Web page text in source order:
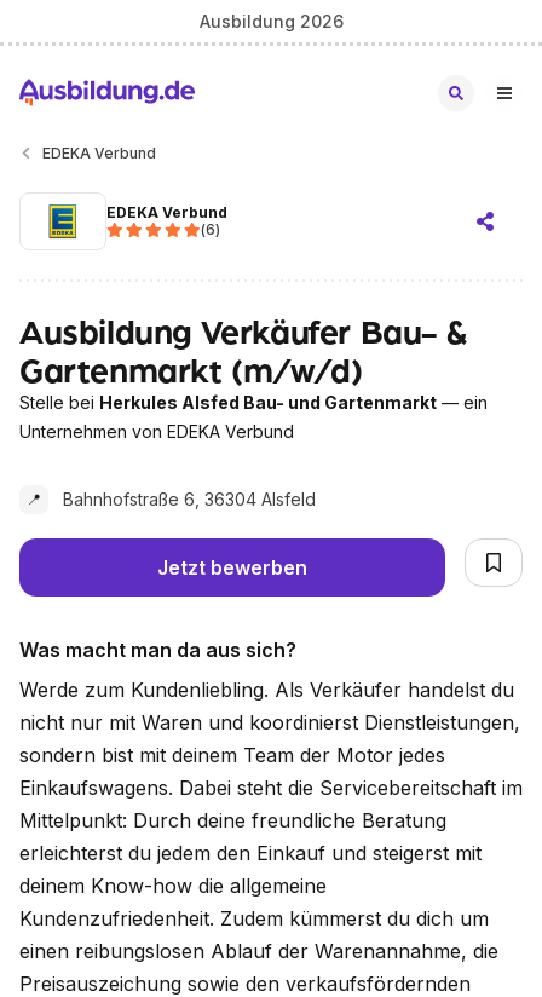
Ausbildung 2026
EDEKA Verbund
EDEKA Verbund
(6)
Ausbildung Verkäufer Bau- &
Gartenmarkt (m/w/d)
Stelle bei Herkules Alsfed Bau- und Gartenmarkt — ein
Unternehmen von EDEKA Verbund
📍 Bahnhofstraße 6, 36304 Alsfeld
Jetzt bewerben
Was macht man da aus sich?
Werde zum Kundenliebling. Als Verkäufer handelst du
nicht nur mit Waren und koordinierst Dienstleistungen,
sondern bist mit deinem Team der Motor jedes
Einkaufswagens. Dabei steht die Servicebereitschaft im
Mittelpunkt: Durch deine freundliche Beratung
erleichterst du jedem den Einkauf und steigerst mit
deinem Know-how die allgemeine
Kundenzufriedenheit. Zudem kümmerst du dich um
einen reibungslosen Ablauf der Warenannahme, die
Preisauszeichung sowie den verkaufsfördernden